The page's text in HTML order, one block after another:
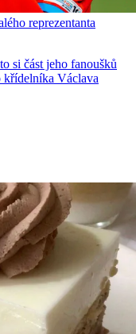
reprezentanta
si část jeho fanoušků
křídelníka Václava